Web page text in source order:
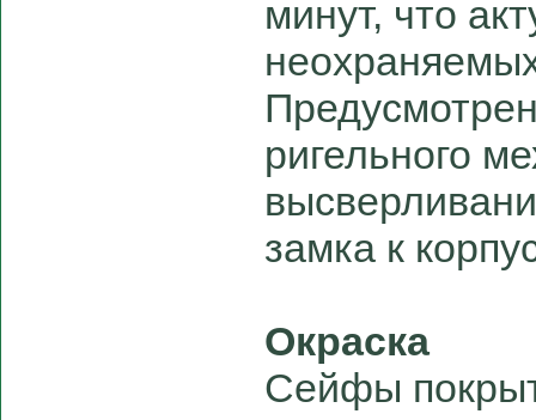
минут, что
ригельного
замка к
Окраска
Сейфы